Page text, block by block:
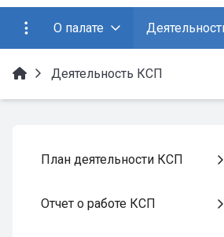
О палате
Деятельность КСП
План деятельности КСП
Отчет о работе КСП